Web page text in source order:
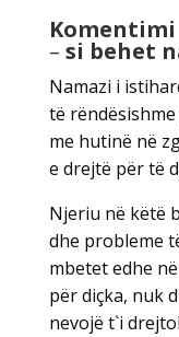
– si behet
Namazi i
të
me hutinë në
e drejtë për të
Njeriu në këtë
dhe probleme
mbetet edhe
për diçka, nuk
nevojë t`i